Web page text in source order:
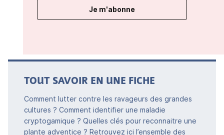
Je m'abonne
TOUT SAVOIR EN UNE FICHE
Comment lutter contre les ravageurs des grandes
cultures ? Comment identifier une maladie
cryptogamique ? Quelles clés pour reconnaitre une
plante adventice ? Retrouvez ici l’ensemble des